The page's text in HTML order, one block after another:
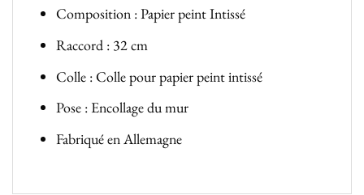
Composition : Papier peint Intissé
Raccord : 32 cm
Colle : Colle pour papier peint intissé
Pose : Encollage du mur
Fabriqué en Allemagne